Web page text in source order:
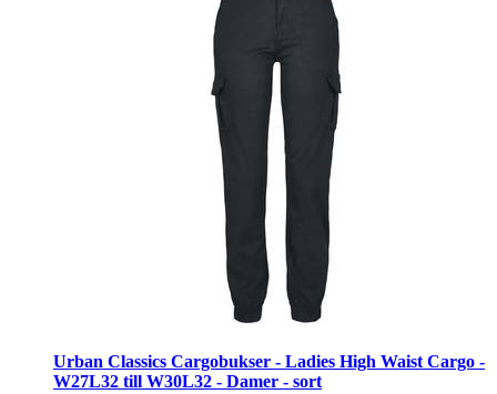
Urban Classics Cargobukser - Ladies High Waist Cargo -
W27L32 till W30L32 - Damer - sort